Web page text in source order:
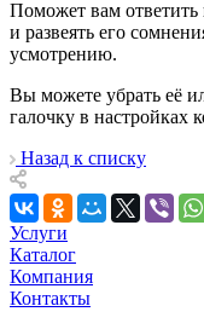
Поможет вам
и развеять его
усмотрению.
Вы можете убрать её
галочку в настройках
Назад к списку
Услуги
Каталог
Компания
Контакты